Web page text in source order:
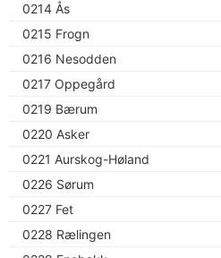
0214 Ås
0215 Frogn
0216 Nesodden
0217 Oppegård
0219 Bærum
0220 Asker
0221 Aurskog-Høland
0226 Sørum
0227 Fet
0228 Rælingen